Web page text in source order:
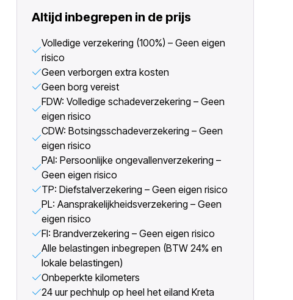
Altijd inbegrepen in de prijs
Volledige verzekering (100%) – Geen eigen
risico
Geen verborgen extra kosten
Geen borg vereist
FDW: Volledige schadeverzekering – Geen
eigen risico
CDW: Botsingsschadeverzekering – Geen
eigen risico
PAI: Persoonlijke ongevallenverzekering –
Geen eigen risico
TP: Diefstalverzekering – Geen eigen risico
PL: Aansprakelijkheidsverzekering – Geen
eigen risico
FI: Brandverzekering – Geen eigen risico
Alle belastingen inbegrepen (BTW 24% en
lokale belastingen)
Onbeperkte kilometers
24 uur pechhulp op heel het eiland Kreta